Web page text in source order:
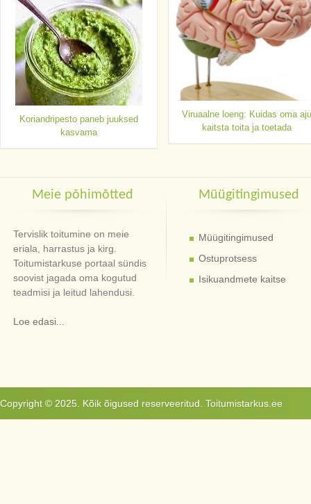
Koriandripesto paneb juuksed
kasvama
Viruaalne loeng: Kuidas oma aju
kaitsta toita ja toetada
Meie põhimõtted
Tervislik toitumine on meie
eriala, harrastus ja kirg.
Toitumistarkuse portaal sündis
soovist jagada oma kogutud
teadmisi ja leitud lahendusi.
Loe edasi...
Müügitingimused
Müügitingimused
Ostuprotsess
Isikuandmete kaitse
Copyright © 2025. Kõik õigused reserveeritud. Toitumistarkus.ee